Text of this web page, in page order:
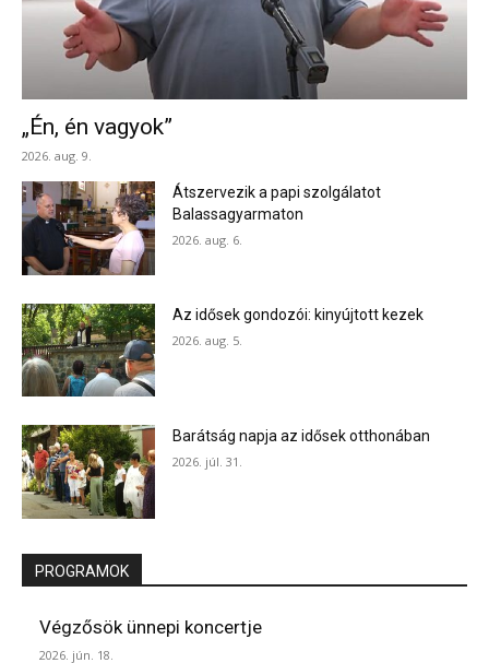
„Én, én vagyok”
2026. aug. 9.
Átszervezik a papi szolgálatot
Balassagyarmaton
2026. aug. 6.
Az idősek gondozói: kinyújtott kezek
2026. aug. 5.
Barátság napja az idősek otthonában
2026. júl. 31.
PROGRAMOK
Végzősök ünnepi koncertje
2026. jún. 18.